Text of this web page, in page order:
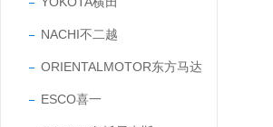
NACHI不二越
ORIENTALMOTOR东方马达
ESCO喜一